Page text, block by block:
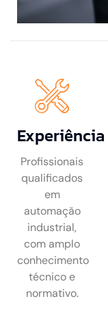
Experiência
Profissionais
qualificados
em
automação
industrial,
com amplo
conhecimento
técnico e
normativo.